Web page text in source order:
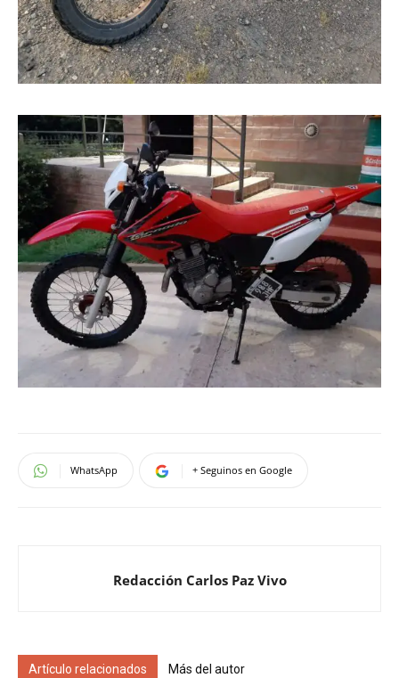
WhatsApp + Seguinos en Google
Redacción Carlos Paz Vivo
Artículo relacionados Más del autor